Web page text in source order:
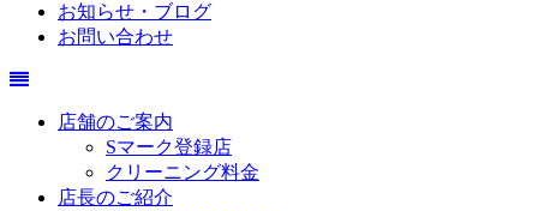
お知らせ・ブログ
お問い合わせ
店舗のご案内
Sマーク登録店
クリーニング料金
店長のご紹介